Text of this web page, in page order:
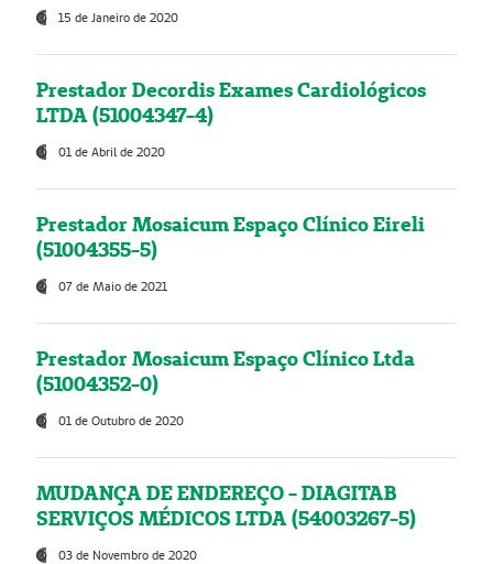
15 de Janeiro de 2020
Prestador Decordis Exames Cardiológicos
LTDA (51004347-4)
01 de Abril de 2020
Prestador Mosaicum Espaço Clínico Eireli
(51004355-5)
07 de Maio de 2021
Prestador Mosaicum Espaço Clínico Ltda
(51004352-0)
01 de Outubro de 2020
MUDANÇA DE ENDEREÇO - DIAGITAB
SERVIÇOS MÉDICOS LTDA (54003267-5)
03 de Novembro de 2020